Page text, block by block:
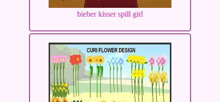
bieber kisser spill girl